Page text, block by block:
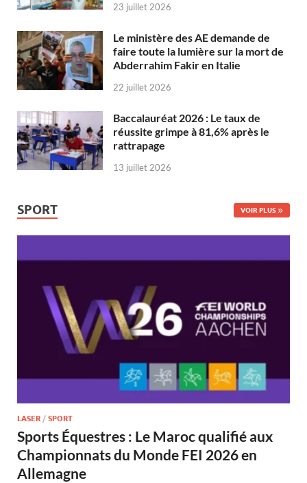
23 juillet 2026
Le ministère des AE demande de
faire toute la lumière sur la mort de
Abderrahim Fakir en Italie
22 juillet 2026
Baccalauréat 2026 : Le taux de
réussite grimpe à 81,6% après le
rattrapage
13 juillet 2026
SPORT VOIR PLUS
LASER / SPORT
Sports Équestres : Le Maroc qualifié aux
Championnats du Monde FEI 2026 en
Allemagne